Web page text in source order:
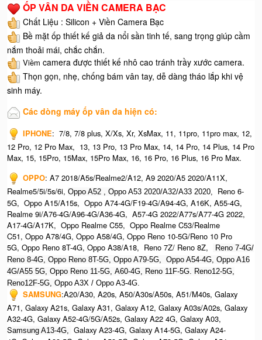
ỐP VÂN DA VIỀN CAMERA BẠC
Chất Liệu : Silicon + Viền Camera Bạc
Bề mặt ốp thiết kế giả da nổi sần tinh tế, sang trọng giúp cầm
nắm thoải mái, chắc chắn.
Viềm camera được thiết kế nhô cao tránh trầy xước camera.
Thọn gọn, nhẹ, chống bám vân tay, dễ dàng tháo lắp khi vệ
sinh máy.
Các dòng máy ốp vân da hiện có:
IPHONE: 7/8, 7/8 plus, X/Xs, Xr, XsMax, 11, 11pro, 11pro max, 12,
12 Pro, 12 Pro Max, 13, 13 Pro, 13 Pro Max, 14, 14 Pro, 14 Plus, 14 Pro
Max, 15, 15Pro, 15Max, 15Pro Max, 16, 16 Pro, 16 Plus, 16 Pro Max.​
OPPO: A7 2018/A5s/Realme2/A12, A9 2020/A5 2020/A11X,
Realme5/5i/5s/6i, Oppo A52 , Oppo A53 2020/A32/A33 2020,
Reno 6-
5G, Oppo A15/A15s, Oppo A74-4G/F19-4G/A94-4G, A16K, A55-4G,
Realme 9i/A76-4G/A96-4G/A36-4G, A57-4G 2022/A77s/A77-4G 2022,
A17-4G/A17K, Oppo Realme C55, Oppo Realme C53/Realme
C51, Oppo A78/4G, Oppo A58/4G, Oppo Reno 10-5G/Reno 10 Pro
5G, Oppo Reno 8T-4G, Oppo A38/A18, Reno 7Z/ Reno 8Z,
Reno 7-4G/
Reno 8-4G, Oppo Reno 8T-5G, Oppo A79-5G, Oppo A54-4G, Oppo A16
4G/A55 5G, Oppo Reno 11-5G, A60-4G, Reno 11F-5G. Reno12-5G,
Reno12F-5G, Oppo A3X / Oppo A3-4G.
SAMSUNG:A20/A30, A20s, A50/A30s/A50s, A51/M40s, Galaxy
A71, Galaxy A21s, Galaxy A31, Galaxy A12, Galaxy A03s/A02s, Galaxy
A32-4G, Galaxy A52-4G/5G/A52s, Galaxy A22 4G, Galaxy A03,
Samsung A13-4G,
Galaxy A23-4G, Galaxy A14-5G, Galaxy A24-